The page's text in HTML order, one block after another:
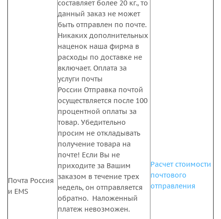
Почта Россия
и EMS
составляет более 20 кг., то
данный заказ не может
быть отправлен по почте.
Никаких дополнительных
наценок наша фирма в
расходы по доставке не
включает. Оплата за
услуги почты
России Отправка почтой
осуществляется после 100
процентной оплаты за
товар. Убедительно
просим не откладывать
получение товара на
почте! Если Вы не
приходите за Вашим
заказом в течение трех
недель, он отправляется
обратно. Наложенный
платеж невозможен.
Расчет стоимости
почтового
отправления